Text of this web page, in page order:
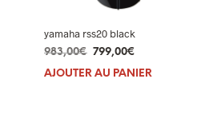
yamaha rss20 black
983,00€ Le
prix
799,00€Le
prix
AJOUTER AU PANIER